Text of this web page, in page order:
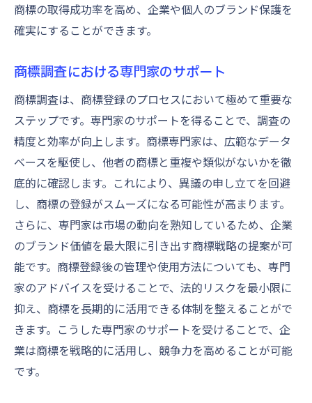
商標の取得成功率を高め、企業や個人のブランド保護を
確実にすることができます。
商標調査における専門家のサポート
商標調査は、商標登録のプロセスにおいて極めて重要な
ステップです。専門家のサポートを得ることで、調査の
精度と効率が向上します。商標専門家は、広範なデータ
ベースを駆使し、他者の商標と重複や類似がないかを徹
底的に確認します。これにより、異議の申し立てを回避
し、商標の登録がスムーズになる可能性が高まります。
さらに、専門家は市場の動向を熟知しているため、企業
のブランド価値を最大限に引き出す商標戦略の提案が可
能です。商標登録後の管理や使用方法についても、専門
家のアドバイスを受けることで、法的リスクを最小限に
抑え、商標を長期的に活用できる体制を整えることがで
きます。こうした専門家のサポートを受けることで、企
業は商標を戦略的に活用し、競争力を高めることが可能
です。